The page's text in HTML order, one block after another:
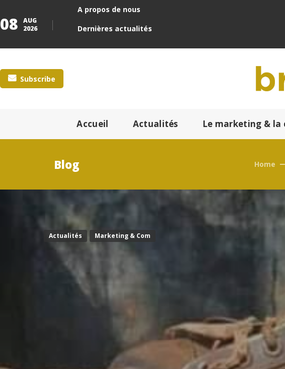
08
AUG
2026
A propos de nous
Dernières actualités
Subscribe
Accueil Actualités Le marketing & la
Blog Home
Actualités Marketing & Com